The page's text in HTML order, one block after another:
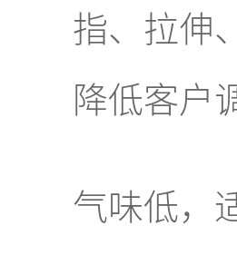
指、拉伸
降低客户
气味低，